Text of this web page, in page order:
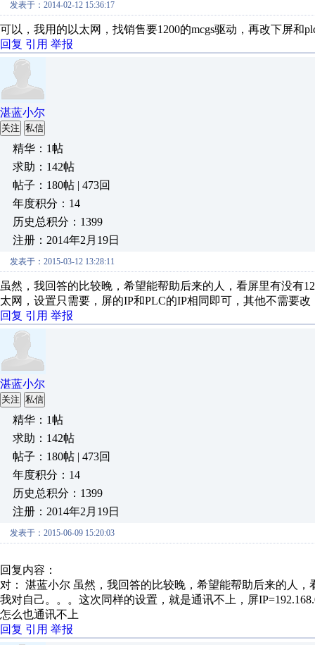
发表于：2014-02-12 15:36:17
可以，我用的以太网，找销售要1200的mcgs驱动，再改下屏和
回复 引用 举报
湛蓝小尔
关注 私信
精华：1帖
求助：142帖
帖子：180帖 | 473回
年度积分：14
历史总积分：1399
注册：2014年2月19日
发表于：2015-03-12 13:28:11
虽然，我回答的比较晚，希望能帮助后来的人，看屏里有没有
太网，设置只需要，屏的IP和PLC的IP相同即可，其他不需要改
回复 引用 举报
湛蓝小尔
关注 私信
精华：1帖
求助：142帖
帖子：180帖 | 473回
年度积分：14
历史总积分：1399
注册：2014年2月19日
发表于：2015-06-09 15:20:03
回复内容：
对： 湛蓝小尔 虽然，我回答的比较晚，希望能帮助后来的人，
我对自己。。。这次同样的设置，就是通讯不上，屏
怎么也通讯不上
回复 引用 举报